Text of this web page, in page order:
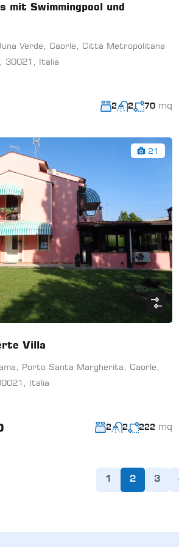
mit Swimmingpool und
Verde, Caorle, Città Metropolitana
30021, Italia
2 2 70 mq
21
Villa
Porto Santa Margherita, Caorle,
Italia
2 2 222 mq
1 2 3